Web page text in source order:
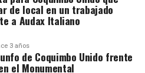
de local en un trabajado
a Audax Italiano
3 años
de Coquimbo Unido frente
el Monumental